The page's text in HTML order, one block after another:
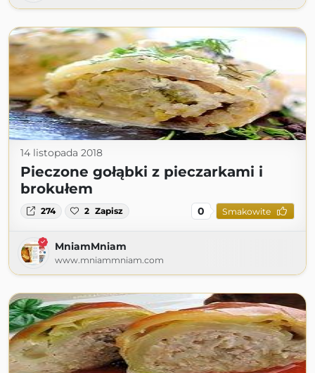
14 listopada 2018
Pieczone gołąbki z pieczarkami i
brokułem
274 2 Zapisz 0 Smakowite
MniamMniam
www.mniammniam.com